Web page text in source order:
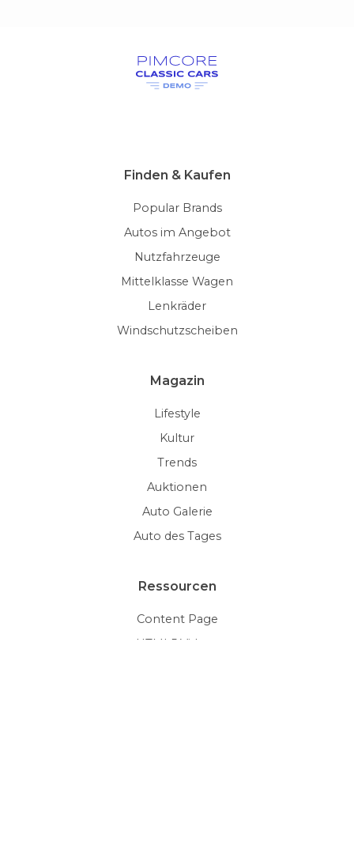
Finden & Kaufen
Popular Brands
Autos im Angebot
Nutzfahrzeuge
Mittelklasse Wagen
Lenkräder
Windschutzscheiben
Magazin
Lifestyle
Kultur
Trends
Auktionen
Auto Galerie
Auto des Tages
Ressourcen
Content Page
HTML5 Videos